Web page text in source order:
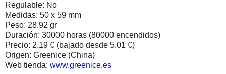
Regulable: No
Medidas: 50 x 59 mm
Peso: 28.92 gr
Duración: 30000 horas (80000 encendidos)
Precio: 2.19 € (bajado desde 5.01 €)
Origen: Greenice (China)
Web tienda: www.greenice.es